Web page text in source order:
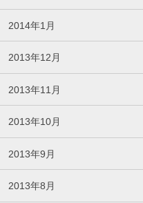
2014年1月
2013年12月
2013年11月
2013年10月
2013年9月
2013年8月